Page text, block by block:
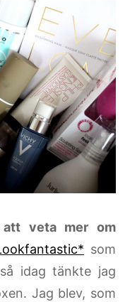
veta mer om
som
idag tänkte jag
Jag blev, som